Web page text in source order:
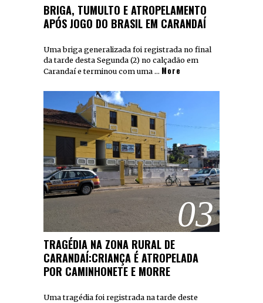
BRIGA, TUMULTO E ATROPELAMENTO
APÓS JOGO DO BRASIL EM CARANDAÍ
Uma briga generalizada foi registrada no final
da tarde desta Segunda (2) no calçadão em
Carandaí e terminou com uma … More
03
TRAGÉDIA NA ZONA RURAL DE
CARANDAÍ:CRIANÇA É ATROPELADA
POR CAMINHONETE E MORRE
Uma tragédia foi registrada na tarde deste